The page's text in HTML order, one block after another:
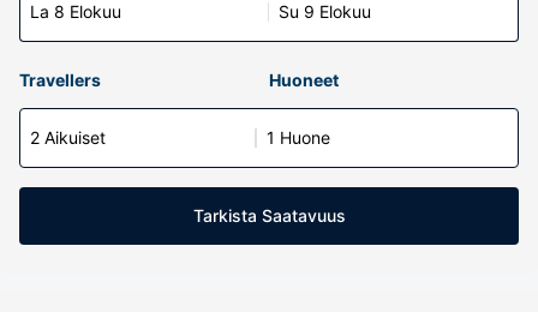
La 8 Elokuu Su 9 Elokuu
Travellers Huoneet
2 Aikuiset 1 Huone
Tarkista Saatavuus